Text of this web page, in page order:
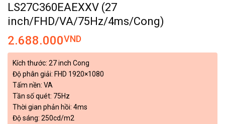
LS27C360EAEXXV (27
inch/FHD/VA/75Hz/4ms/Cong)
2.688.000VND
Kích thước: 27 inch Cong
Độ phân giải: FHD 1920×1080
Tấm nền: VA
Tần số quét: 75Hz
Thời gian phản hồi: 4ms
Độ sáng: 250cd/m2